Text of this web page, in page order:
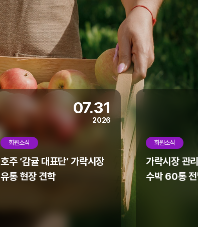
07.31
2026
회원소식
호주 ‘감귤 대표단’ 가락시장
유통 현장 견학
회원소식
가락시장 관
수박 60통